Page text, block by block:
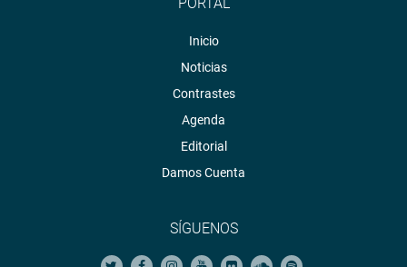
Inicio
Noticias
Contrastes
Agenda
Editorial
Damos Cuenta
SÍGUENOS